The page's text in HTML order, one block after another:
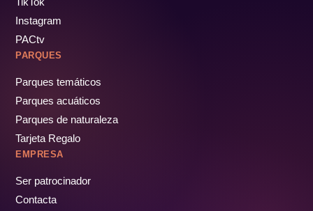
Instagram
PACtv
PARQUES
Parques temáticos
Parques acuáticos
Parques de naturaleza
Tarjeta Regalo
EMPRESA
Ser patrocinador
Contacta